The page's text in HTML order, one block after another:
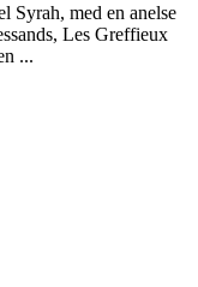
Syrah, med en anelse
Les Greffieux
...